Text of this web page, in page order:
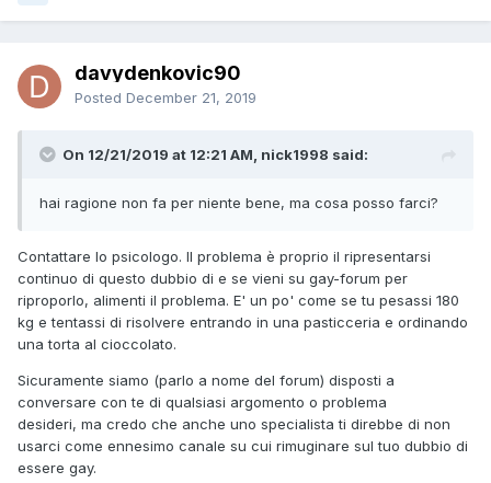
davydenkovic90
Posted December 21, 2019
On 12/21/2019 at 12:21 AM, nick1998 said:
hai ragione non fa per niente bene, ma cosa posso farci?
Contattare lo psicologo. Il problema è proprio il ripresentarsi
continuo di questo dubbio di e se vieni su gay-forum per
riproporlo, alimenti il problema. E' un po' come se tu pesassi 180
kg e tentassi di risolvere entrando in una pasticceria e ordinando
una torta al cioccolato.
Sicuramente siamo (parlo a nome del forum) disposti a
conversare con te di qualsiasi argomento o problema
desideri, ma credo che anche uno specialista ti direbbe di non
usarci come ennesimo canale su cui rimuginare sul tuo dubbio di
essere gay.